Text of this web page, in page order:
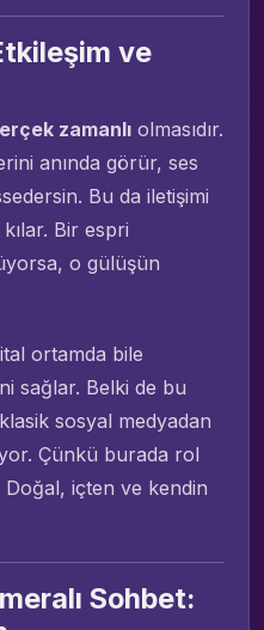
ve
zamanlı olmasıdır.
anında görür, ses
Bu da iletişimi
Bir espri
o gülüşün
ortamda bile
sağlar. Belki de bu
sosyal medyadan
Çünkü burada rol
içten ve kendin
Sohbet: